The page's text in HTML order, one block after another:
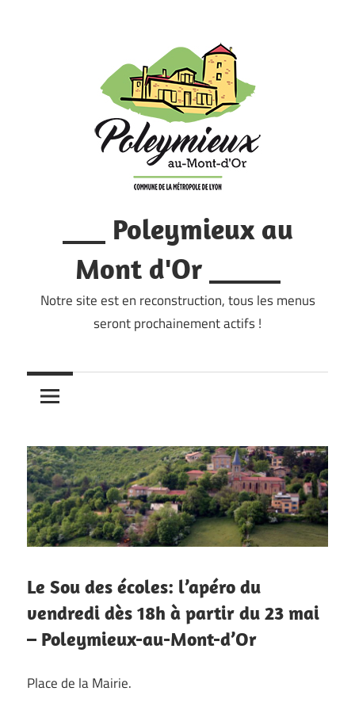
___ Poleymieux au
Mont d'Or _____
Notre site est en reconstruction, tous les menus
seront prochainement actifs !
Le Sou des écoles: l’apéro du
vendredi dès 18h à partir du 23 mai
– Poleymieux-au-Mont-d’Or
Place de la Mairie.